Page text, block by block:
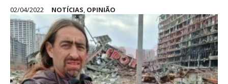
02/04/2022 NOTÍCIAS, OPINIÃO